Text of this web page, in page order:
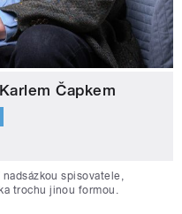
Čapkem
spisovatele,
trochu jinou formou.